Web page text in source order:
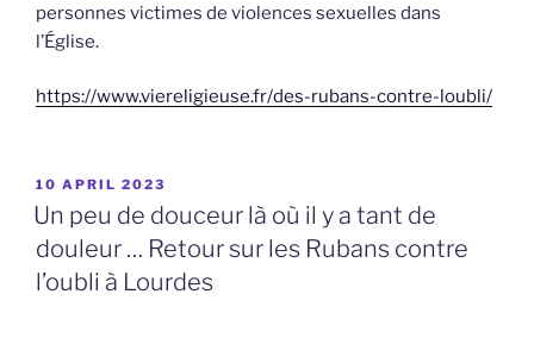
personnes victimes de violences sexuelles dans
l’Église.
https://www.viereligieuse.fr/des-rubans-contre-loubli/
POSTED
ON
10 APRIL 2023
Un peu de douceur là où il y a tant de
douleur … Retour sur les Rubans contre
l’oubli à Lourdes